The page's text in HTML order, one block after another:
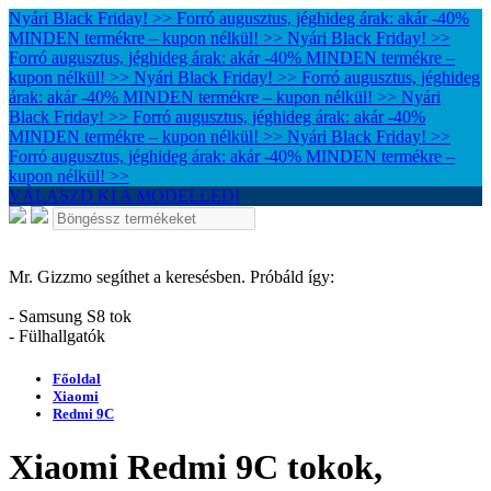
Nyári Black Friday! >> Forró augusztus, jéghideg árak: akár -40%
MINDEN termékre – kupon nélkül! >> Nyári Black Friday! >>
Forró augusztus, jéghideg árak: akár -40% MINDEN termékre –
kupon nélkül! >> Nyári Black Friday! >> Forró augusztus, jéghideg
árak: akár -40% MINDEN termékre – kupon nélkül! >> Nyári
Black Friday! >> Forró augusztus, jéghideg árak: akár -40%
MINDEN termékre – kupon nélkül! >> Nyári Black Friday! >>
Forró augusztus, jéghideg árak: akár -40% MINDEN termékre –
kupon nélkül! >>
VÁLASZD KI A MODELLED!
Mr. Gizzmo segíthet a keresésben. Próbáld így:
- Samsung S8 tok
- Fülhallgatók
Főoldal
Xiaomi
Redmi 9C
Xiaomi Redmi 9C tokok,